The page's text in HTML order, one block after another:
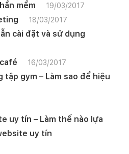
mềm 19/03/2017
18/03/2017
cài đặt và sử dụng
16/03/2017
gym – Làm sao để hiệu
uy tín – Làm thế nào lựa
uy tín